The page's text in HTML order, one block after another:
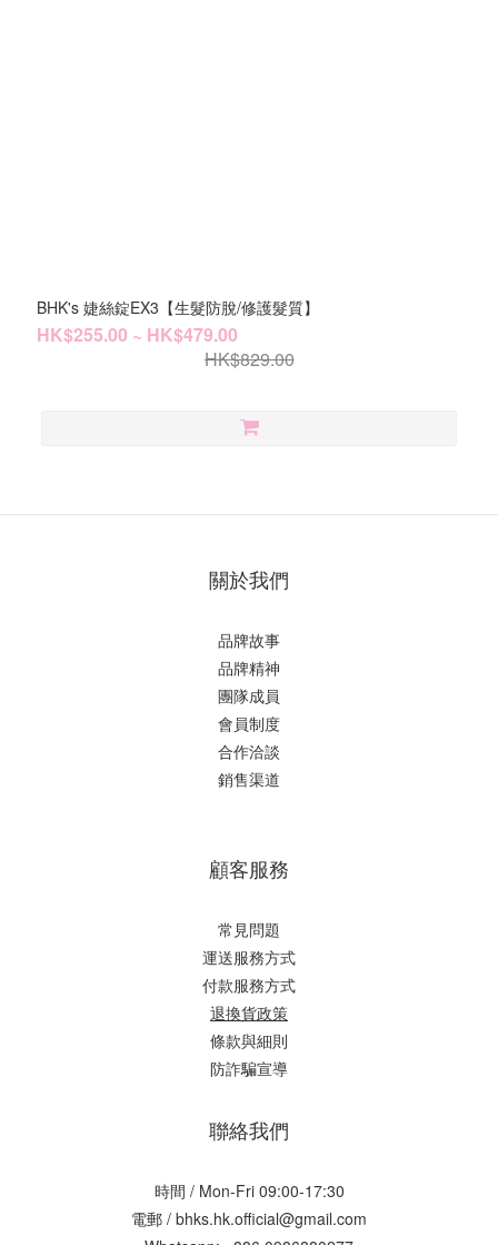
BHK's 婕絲錠EX3【生髮防脫/修護髮質】
HK$255.00 ~ HK$479.00
HK$829.00
關於我們
品牌故事
品牌精神
團隊成員
會員制度
合作洽談
銷售渠道
顧客服務
常見問題
運送服務方式
付款服務方式
退換貨政策
條款與細則
防詐騙宣導
聯絡我們
時間 / Mon-Fri 09:00-17:30
電郵 / bhks.hk.official@gmail.com